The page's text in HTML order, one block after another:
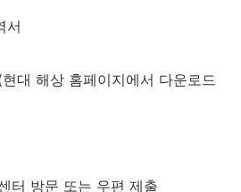
서
대 해상 홈페이지에서 다운로드
터 방문 또는 우편 제출